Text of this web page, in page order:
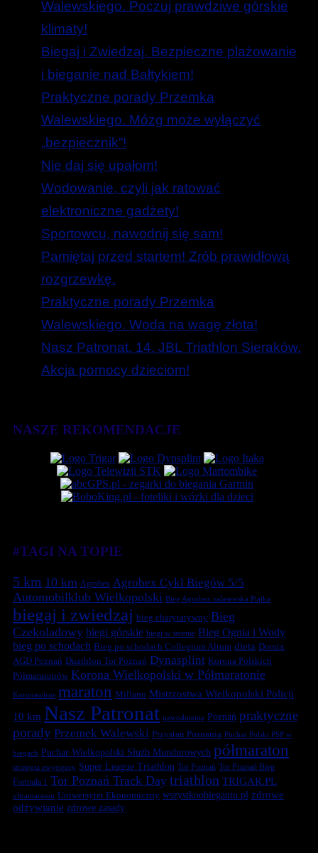
Walewskiego. Poczuj prawdziwe górskie
klimaty!
Biegaj i Zwiedzaj. Bezpieczne plażowanie
i bieganie nad Bałtykiem!
Praktyczne porady Przemka
Walewskiego. Mózg może wyłączyć
„bezpiecznik”!
Nie daj się upałom!
Wodowanie, czyli jak ratować
elektroniczne gadżety!
Sportowcu, nawodnij się sam!
Pamiętaj przed startem! Zrób prawidłową
rozgrzewkę.
Praktyczne porady Przemka
Walewskiego. Woda na wagę złota!
Nasz Patronat. 14. JBL Triathlon Sieraków.
Akcja pomocy dzieciom!
NASZE REKOMENDACJE
#TAGI NA TOPIE
5 km 10 km Agrobex Agrobex Cykl Biegów 5/5
Automobilklub Wielkopolski Bieg Agrobex zalasewska Piątka
biegaj i zwiedzaj bieg charytatywny Bieg
Czekoladowy biegi górskie biegi w terenie Bieg Ognia i Wody
bieg po schodach Bieg po schodach Collegium Altum dieta Domix
AGD Poznań Duathlon Tor Poznań Dynasplint Korona Polskich
Półmaratonów Korona Wielkopolski w Półmaratonie
Koronawirus maraton Millano Mistrzostwa Wielkopolski Policji
10 km Nasz Patronat nawodnienie Poznań praktyczne
porady Przemek Walewski Przystań Posnania Puchar Polski PSP w
biegach Puchar Wielkopolski Służb Mundurowych półmaraton
strategia zwycięzcy Super League Triathlon Tor Poznań Tor Poznań Bieg
Formuła 1 Tor Poznań Track Day triathlon TRIGAR.PL
ultramaraton Uniwersytet Ekonomiczny wszystkoobieganiu.pl zdrowe
odżywianie zdrowe zasady